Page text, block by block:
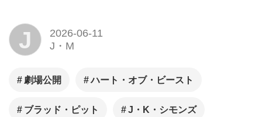
J
2026-06-11
J・M
劇場公開 ハート・オブ・ビースト
ブラッド・ピット J・K・シモンズ